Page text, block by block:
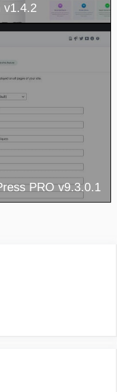
v1.4.2
PRO v9.3.0.1